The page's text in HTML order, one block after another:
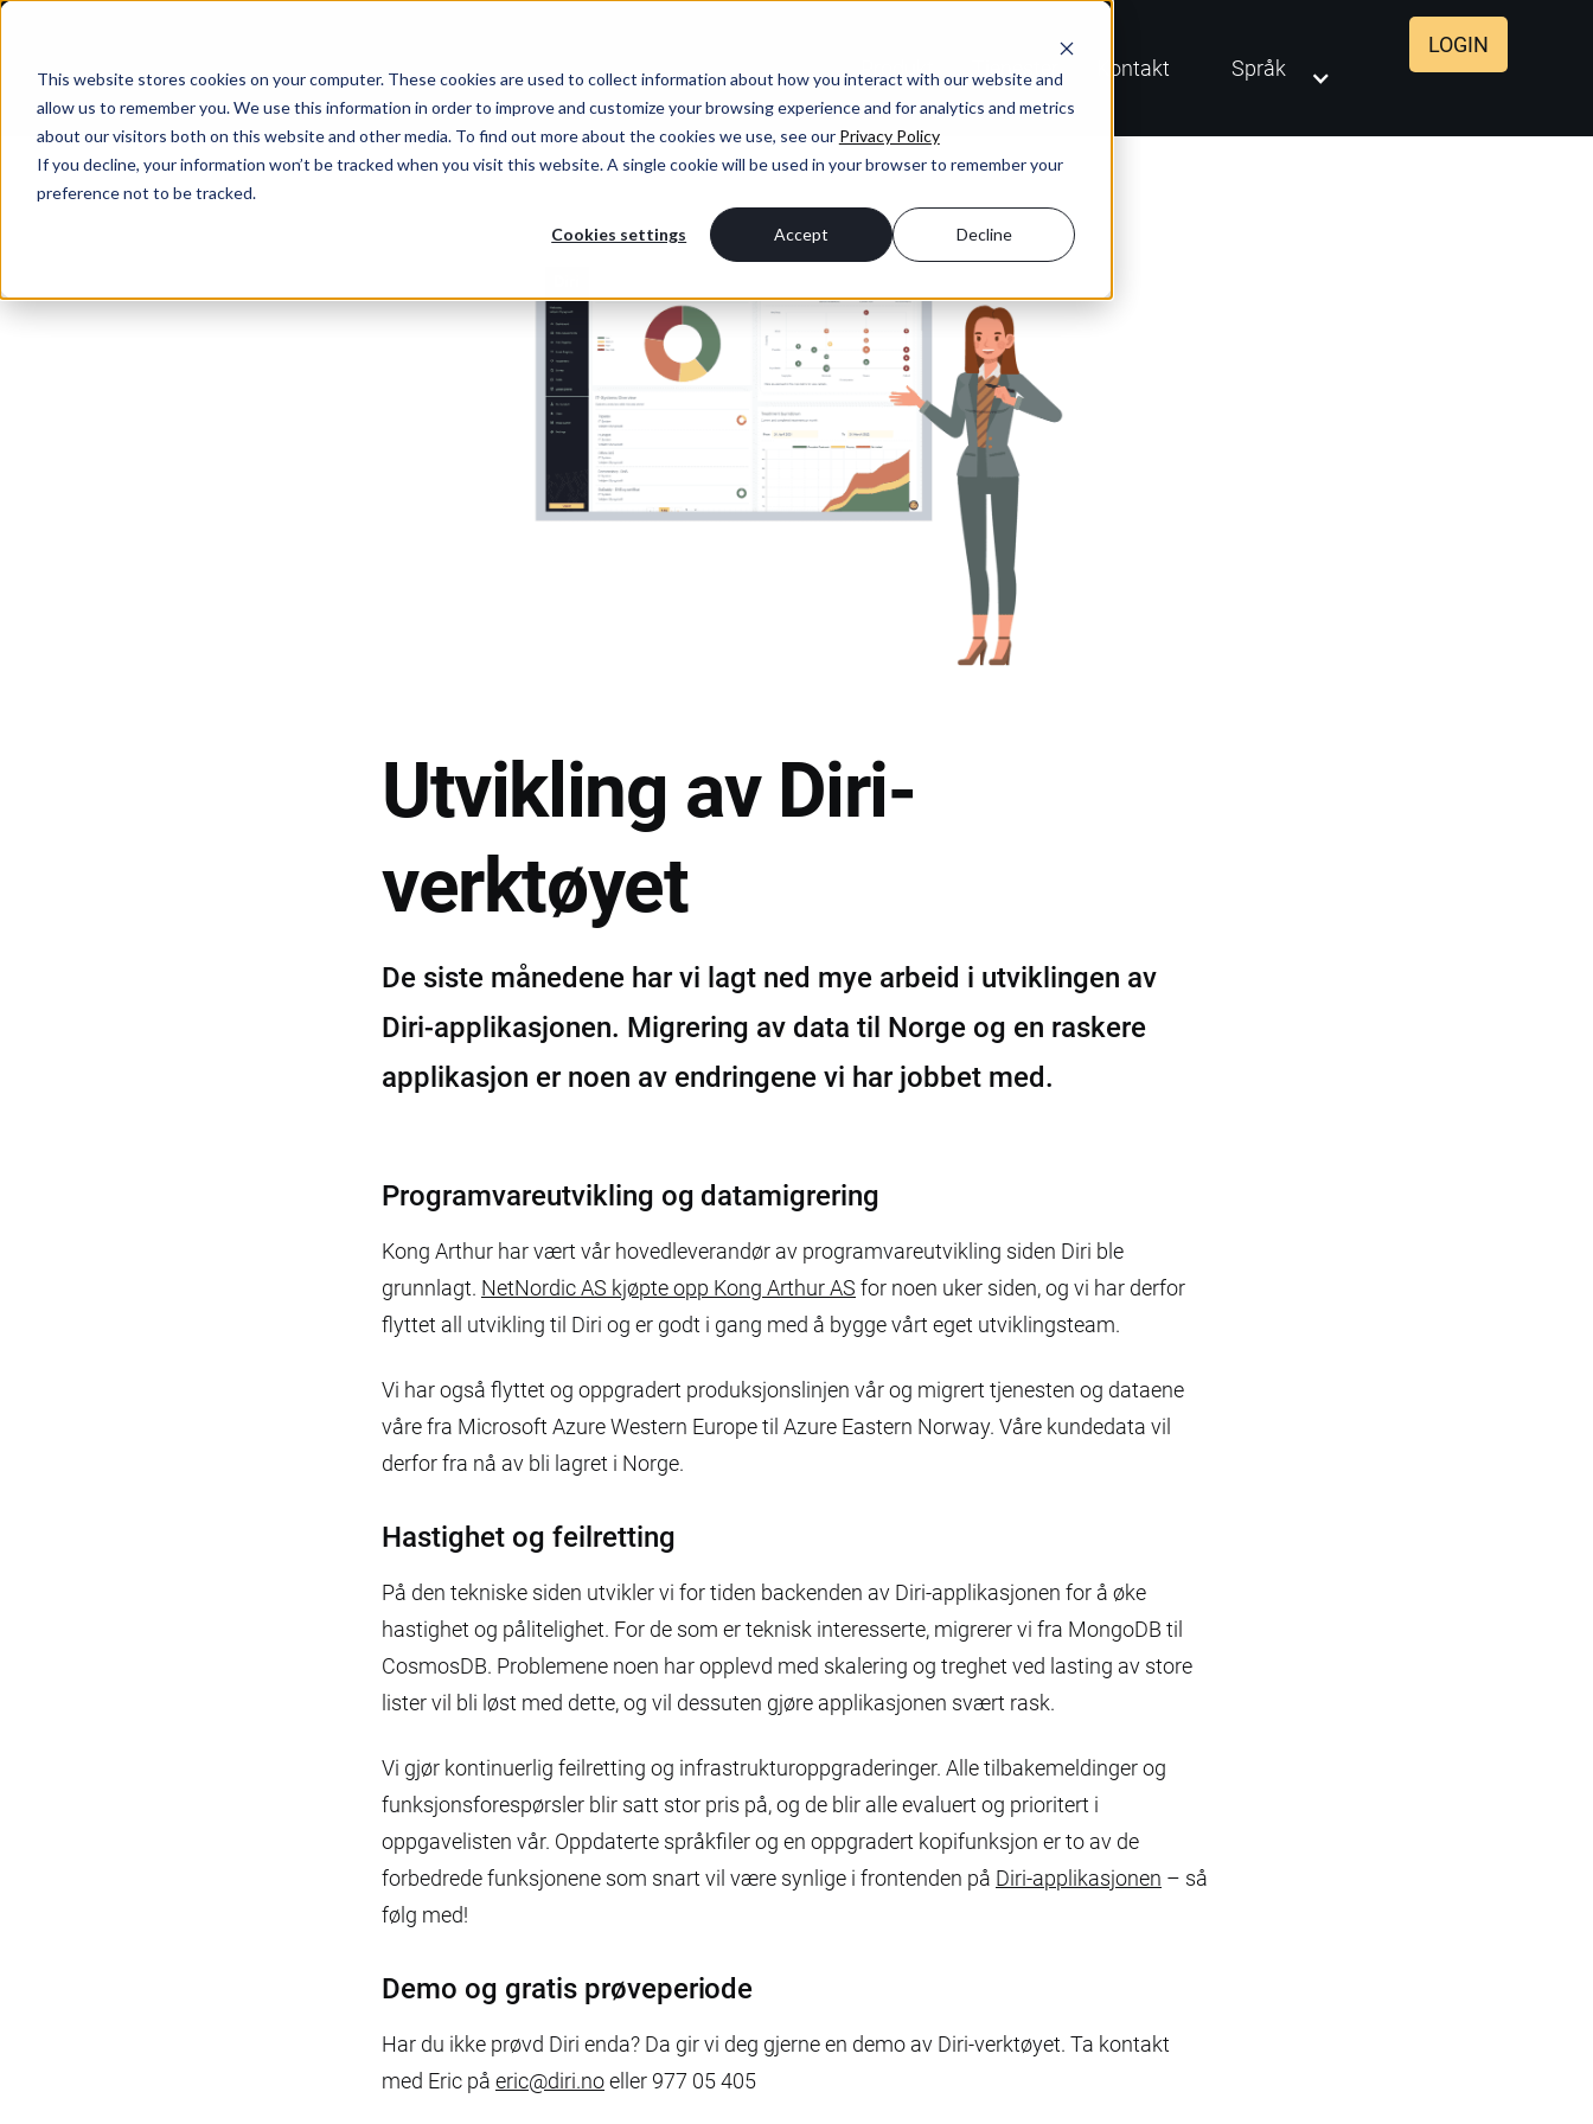
This website stores cookies on your computer. These cookies are used to collect information about how you interact with our website and
allow us to remember you. We use this information in order to improve and customize your browsing experience and for analytics and metrics
about our visitors both on this website and other media. To find out more about the cookies we use, see our Privacy Policy
If you decline, your information won’t be tracked when you visit this website. A single cookie will be used in your browser to remember your
preference not to be tracked.
Cookies settings Accept Decline
Produkt Tjenester Kontakt Språk
LOGIN
Utvikling av Diri-
verktøyet
De siste månedene har vi lagt ned mye arbeid i utviklingen av
Diri-applikasjonen. Migrering av data til Norge og en raskere
applikasjon er noen av endringene vi har jobbet med.
Programvareutvikling og datamigrering
Kong Arthur har vært vår hovedleverandør av programvareutvikling siden Diri ble
grunnlagt. NetNordic AS kjøpte opp Kong Arthur AS for noen uker siden, og vi har derfor
flyttet all utvikling til Diri og er godt i gang med å bygge vårt eget utviklingsteam.
Vi har også flyttet og oppgradert produksjonslinjen vår og migrert tjenesten og dataene
våre fra Microsoft Azure Western Europe til Azure Eastern Norway. Våre kundedata vil
derfor fra nå av bli lagret i Norge.
Hastighet og feilretting
På den tekniske siden utvikler vi for tiden backenden av Diri-applikasjonen for å øke
hastighet og pålitelighet. For de som er teknisk interesserte, migrerer vi fra MongoDB til
CosmosDB. Problemene noen har opplevd med skalering og treghet ved lasting av store
lister vil bli løst med dette, og vil dessuten gjøre applikasjonen svært rask.
Vi gjør kontinuerlig feilretting og infrastrukturoppgraderinger. Alle tilbakemeldinger og
funksjonsforespørsler blir satt stor pris på, og de blir alle evaluert og prioritert i
oppgavelisten vår. Oppdaterte språkfiler og en oppgradert kopifunksjon er to av de
forbedrede funksjonene som snart vil være synlige i frontenden på Diri-applikasjonen – så
følg med!
Demo og gratis prøveperiode
Har du ikke prøvd Diri enda? Da gir vi deg gjerne en demo av Diri-verktøyet. Ta kontakt
med Eric på eric@diri.noeller 977 05 405